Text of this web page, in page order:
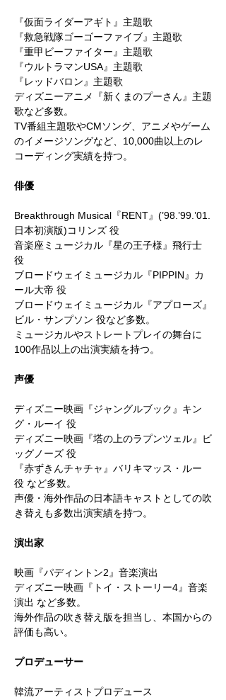
『仮面ライダーアギト』主題歌
『救急戦隊ゴーゴーファイブ』主題歌
『重甲ビーファイター』主題歌
『ウルトラマンUSA』主題歌
『レッドバロン』主題歌
ディズニーアニメ『新くまのプーさん』主題
歌など多数。
TV番組主題歌やCMソング、アニメやゲーム
のイメージソングなど、10,000曲以上のレ
コーディング実績を持つ。
俳優
Breakthrough Musical『RENT』(’98.’99.’01.
日本初演版)コリンズ 役
音楽座ミュージカル『星の王子様』飛行士
役
ブロードウェイミュージカル『PIPPIN』カ
ール大帝 役
ブロードウェイミュージカル『アプローズ』
ビル・サンプソン 役など多数。
ミュージカルやストレートプレイの舞台に
100作品以上の出演実績を持つ。
声優
ディズニー映画『ジャングルブック』キン
グ・ルーイ 役
ディズニー映画『塔の上のラプンツェル』ビ
ッグノーズ 役
『赤ずきんチャチャ』バリキマッス・ルー
役 など多数。
声優・海外作品の日本語キャストとしての吹
き替えも多数出演実績を持つ。
演出家
映画『パディントン2』音楽演出
ディズニー映画『トイ・ストーリー4』音楽
演出 など多数。
海外作品の吹き替え版を担当し、本国からの
評価も高い。
プロデューサー
韓流アーティストプロデュース